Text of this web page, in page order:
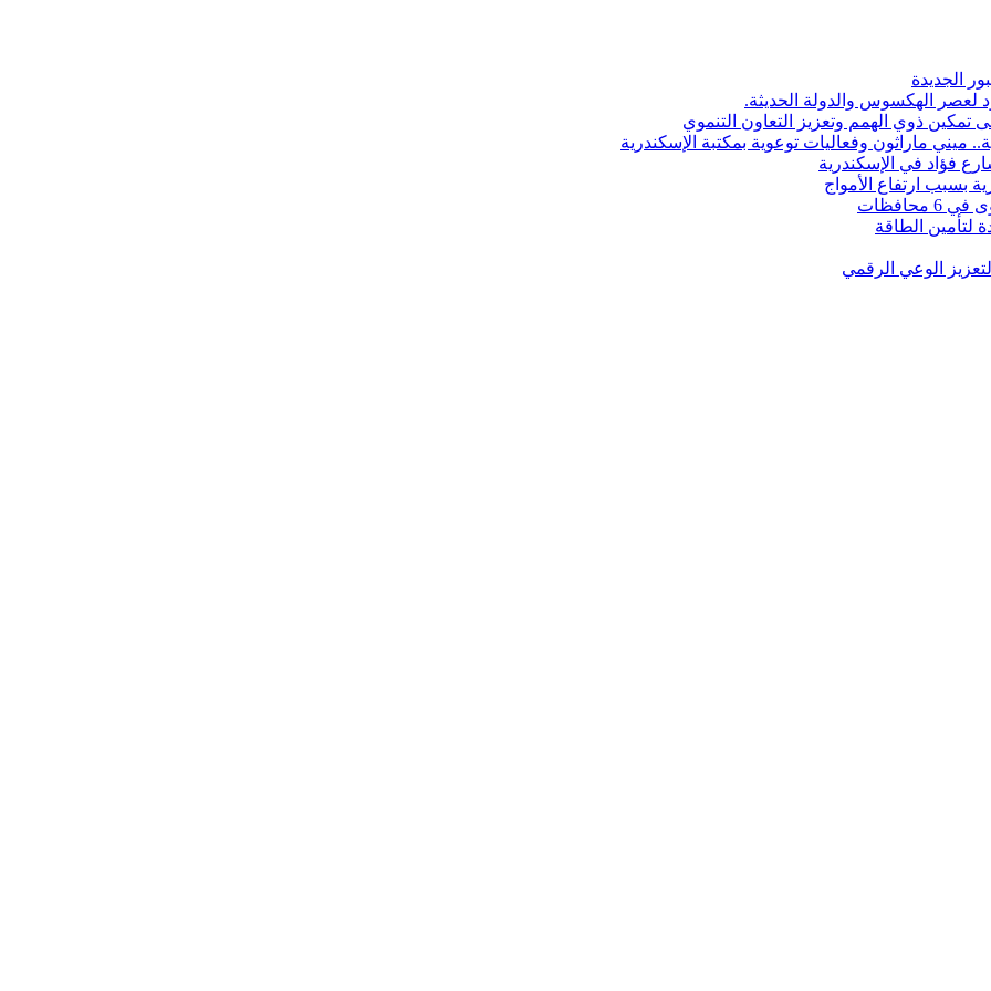
الجديدة
لعصر الهكسوس والدولة الحديثة.
تمكين ذوي الهمم وتعزيز التعاون التنموي
ماراثون وفعاليات توعوية بمكتبة الإسكندرية
فؤاد في الإسكندرية
بسبب ارتفاع الأمواج
لتأمين الطاقة
الوعي الرقمي